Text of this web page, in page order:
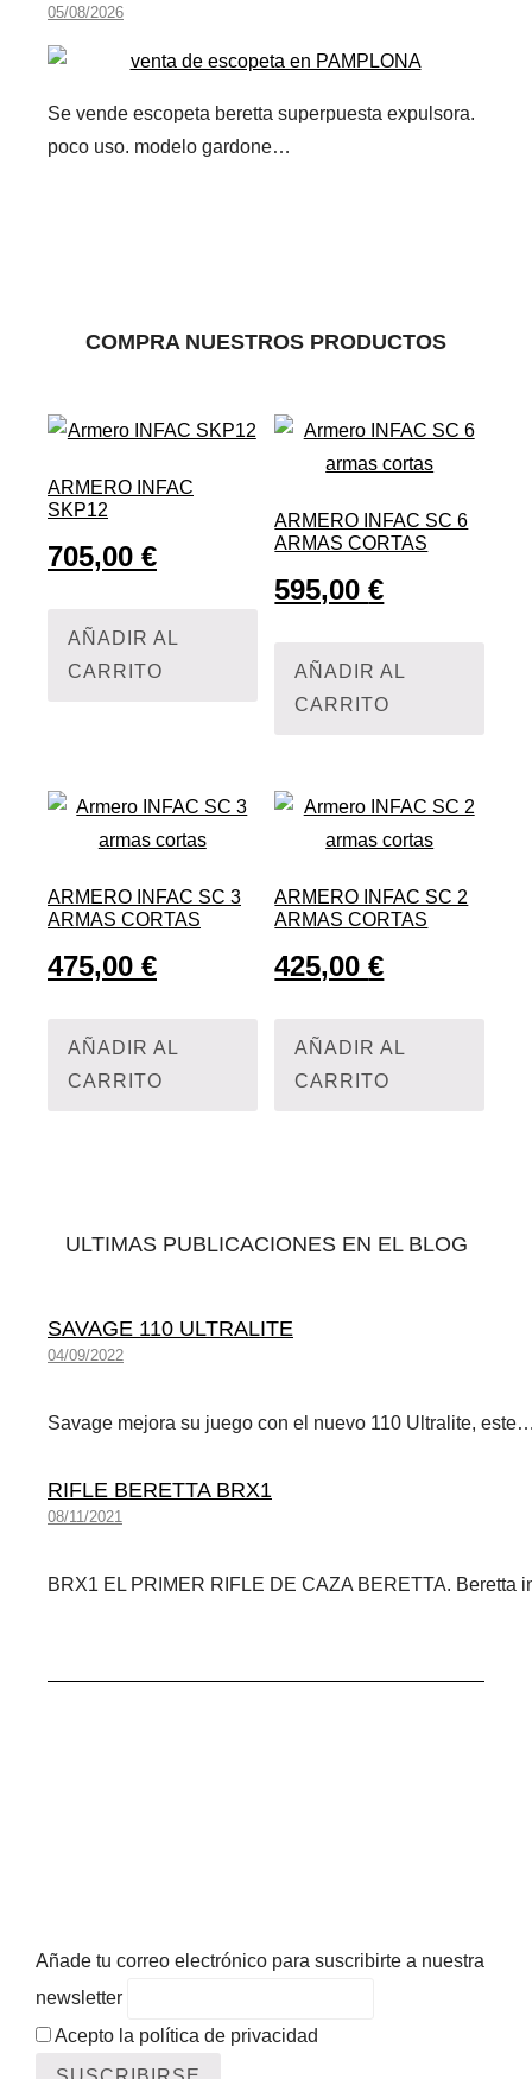
05/08/2026
Se vende escopeta beretta superpuesta expulsora.
poco uso. modelo gardone…
COMPRA NUESTROS PRODUCTOS
ARMERO INFAC
SKP12
705,00 €
AÑADIR AL
CARRITO
ARMERO INFAC SC 6
ARMAS CORTAS
595,00€
AÑADIR AL
CARRITO
ARMERO INFAC SC 3
ARMAS CORTAS
475,00 €
AÑADIR AL
CARRITO
ARMERO INFAC SC 2
ARMAS CORTAS
425,00€
AÑADIR AL
CARRITO
ULTIMAS PUBLICACIONES EN EL BLOG
SAVAGE 110 ULTRALITE
04/09/2022
Savage mejora su juego con el nuevo 110 Ultralite,
RIFLE BERETTA BRX1
08/11/2021
BRX1 EL PRIMER RIFLE DE CAZA BERETTA. Beretta
Añade tu correo electrónico para suscribirte a nuestra
newsletter
Acepto la política de privacidad